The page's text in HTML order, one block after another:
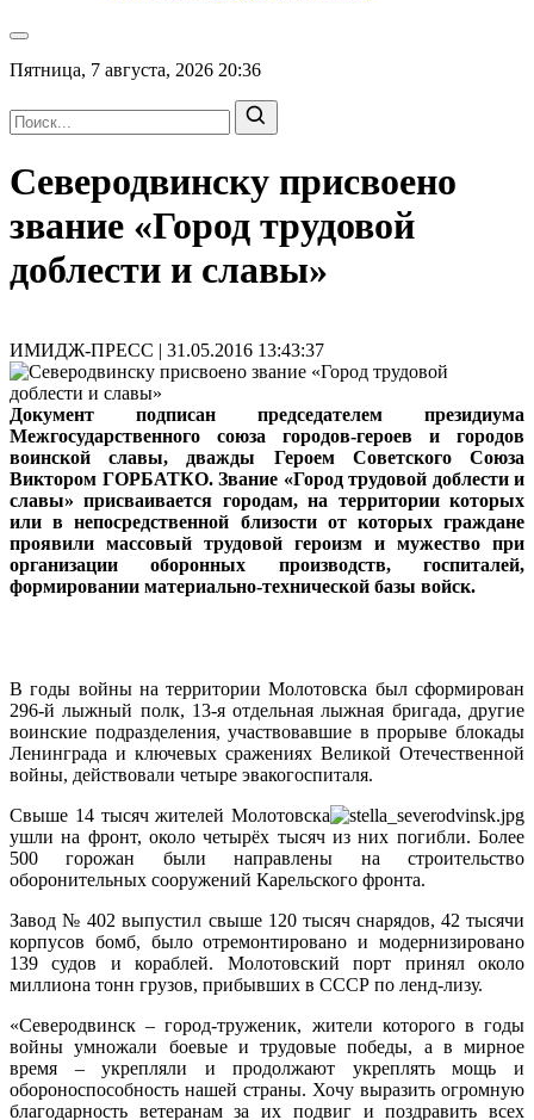
Пятница, 7 августа, 2026 20:36
Северодвинску присвоено
звание «Город трудовой
доблести и славы»
ИМИДЖ-ПРЕСС | 31.05.2016 13:43:37
Документ подписан председателем президиума
Межгосударственного союза городов-героев и городов
воинской славы, дважды Героем Советского Союза
Виктором ГОРБАТКО. Звание «Город трудовой доблести и
славы» присваивается городам, на территории которых
или в непосредственной близости от которых граждане
проявили массовый трудовой героизм и мужество при
организации оборонных производств, госпиталей,
формировании материально-технической базы войск.
В годы войны на территории Молотовска был сформирован
296-й лыжный полк, 13-я отдельная лыжная бригада, другие
воинские подразделения, участвовавшие в прорыве блокады
Ленинграда и ключевых сражениях Великой Отечественной
войны, действовали четыре эвакогоспиталя.
Свыше 14 тысяч жителей Молотовска
ушли на фронт, около четырёх тысяч из них погибли. Более
500 горожан были направлены на строительство
оборонительных сооружений Карельского фронта.
Завод № 402 выпустил свыше 120 тысяч снарядов, 42 тысячи
корпусов бомб, было отремонтировано и модернизировано
139 судов и кораблей. Молотовский порт принял около
миллиона тонн грузов, прибывших в СССР по ленд-лизу.
«Северодвинск – город-труженик, жители которого в годы
войны умножали боевые и трудовые победы, а в мирное
время – укрепляли и продолжают укреплять мощь и
обороноспособность нашей страны. Хочу выразить огромную
благодарность ветеранам за их подвиг и поздравить всех